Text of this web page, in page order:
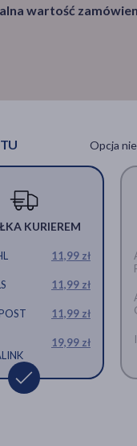
10
kapsułki miękkie, 20
wartość
Opcja
KURIEREM
11,99 zł
11,99 zł
11,99 zł
19,99 zł